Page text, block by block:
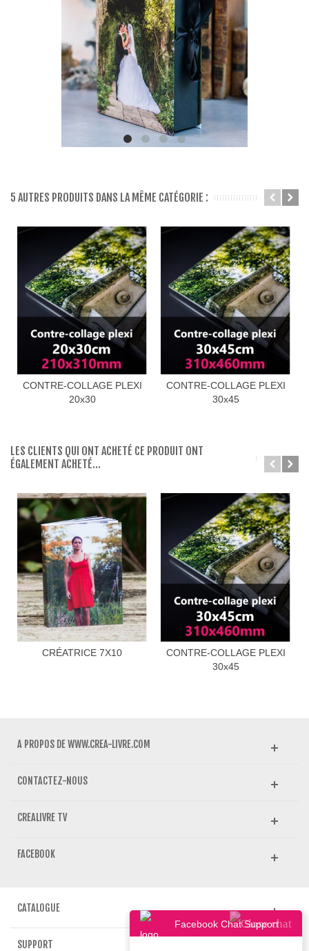
5 AUTRES PRODUITS DANS LA MÊME CATÉGORIE :
CONTRE-COLLAGE PLEXI
20x30
CONTRE-COLLAGE PLEXI
30x45
LES CLIENTS QUI ONT ACHETÉ CE PRODUIT ONT
ÉGALEMENT ACHETÉ...
CRÉATRICE 7X10
CONTRE-COLLAGE PLEXI
30x45
A PROPOS DE WWW.CREA-LIVRE.COM
CONTACTEZ-NOUS
CREALIVRE TV
FACEBOOK
CATALOGUE
SUPPORT
Facebook Chat Support